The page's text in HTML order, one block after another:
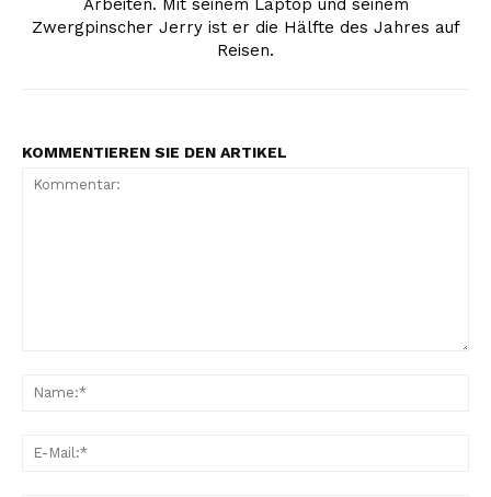
Arbeiten. Mit seinem Laptop und seinem
Zwergpinscher Jerry ist er die Hälfte des Jahres auf
Reisen.
KOMMENTIEREN SIE DEN ARTIKEL